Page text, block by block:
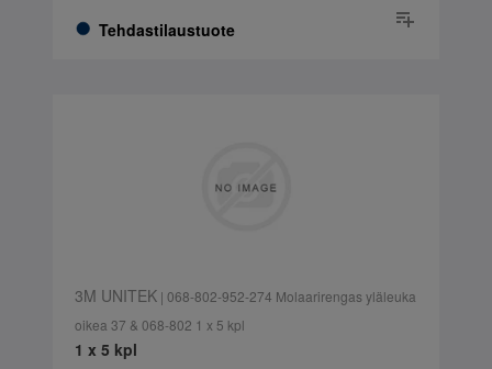
Tehdastilaustuote
3M UNITEK| 068-802-952-274 Molaarirengas yläleuka
oikea 37 & 068-802 1 x 5 kpl
1 x 5 kpl